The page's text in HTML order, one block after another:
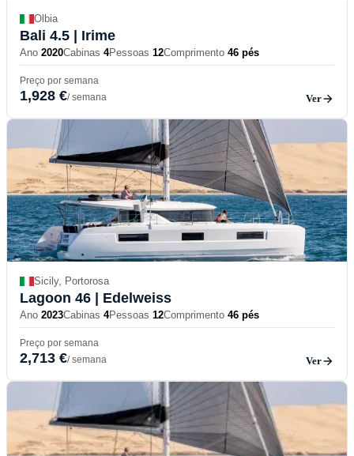
Olbia
Bali 4.5 | Irime
Ano 2020Cabinas 4Pessoas 12Comprimento 46 pés
Preço por semana
1,928 €/ semana Ver
Sicily, Portorosa
Lagoon 46 | Edelweiss
Ano 2023Cabinas 4Pessoas 12Comprimento 46 pés
Preço por semana
2,713 €/ semana Ver